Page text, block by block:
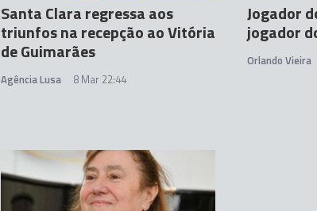
Santa Clara regressa aos
triunfos na recepção ao Vitória
de Guimarães
Agência Lusa 8 Mar 22:44
Jogador
jogador
Orlando Vieira